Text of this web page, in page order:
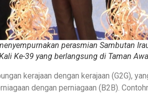
perasmian Sambutan
Ke-39 yang berlangsung di Taman
kerajaan dengan kerajaan (G2G),
dengan perniagaan (B2B).